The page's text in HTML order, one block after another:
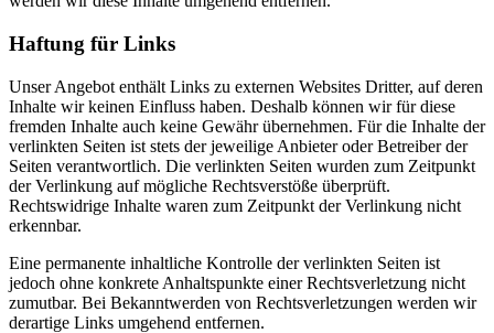
Haftung für Links
Unser Angebot enthält Links zu externen Websites Dritter, auf deren
Inhalte wir keinen Einfluss haben. Deshalb können wir für diese
fremden Inhalte auch keine Gewähr übernehmen. Für die Inhalte der
verlinkten Seiten ist stets der jeweilige Anbieter oder Betreiber der
Seiten verantwortlich. Die verlinkten Seiten wurden zum Zeitpunkt
der Verlinkung auf mögliche Rechtsverstöße überprüft.
Rechtswidrige Inhalte waren zum Zeitpunkt der Verlinkung nicht
erkennbar.
Eine permanente inhaltliche Kontrolle der verlinkten Seiten ist
jedoch ohne konkrete Anhaltspunkte einer Rechtsverletzung nicht
zumutbar. Bei Bekanntwerden von Rechtsverletzungen werden wir
derartige Links umgehend entfernen.